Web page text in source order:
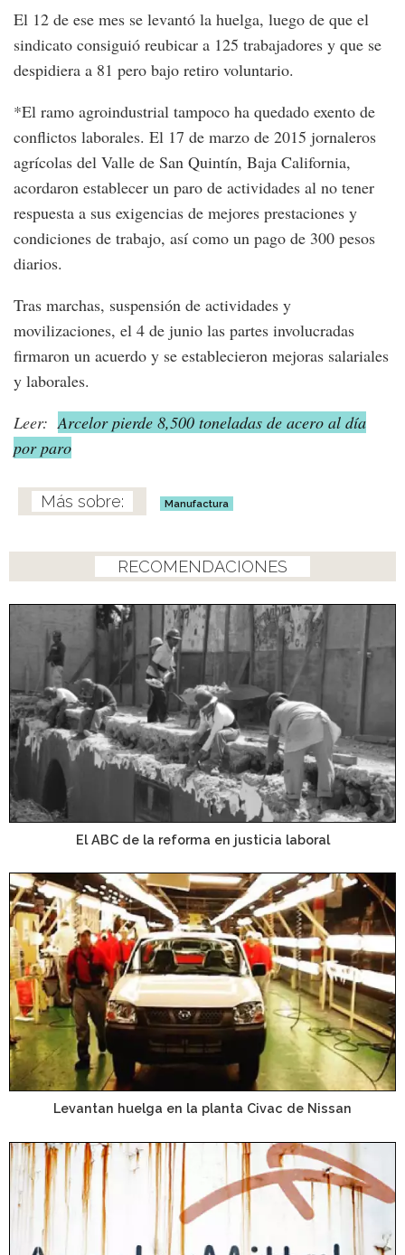
El 12 de ese mes se levantó la huelga, luego de que el
sindicato consiguió reubicar a 125 trabajadores y que se
despidiera a 81 pero bajo retiro voluntario.
*El ramo agroindustrial tampoco ha quedado exento de
conflictos laborales. El 17 de marzo de 2015 jornaleros
agrícolas del Valle de San Quintín, Baja California,
acordaron establecer un paro de actividades al no tener
respuesta a sus exigencias de mejores prestaciones y
condiciones de trabajo, así como un pago de 300 pesos
diarios.
Tras marchas, suspensión de actividades y
movilizaciones, el 4 de junio las partes involucradas
firmaron un acuerdo y se establecieron mejoras salariales
y laborales.
Leer: Arcelor pierde 8,500 toneladas de acero al día
por paro
Manufactura
RECOMENDACIONES
El ABC de la reforma en justicia laboral
Levantan huelga en la planta Civac de Nissan